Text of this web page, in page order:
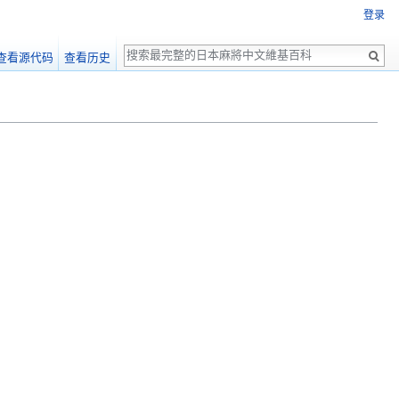
登录
看源代码 查看历史
搜
索